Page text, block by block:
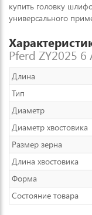
купить головку
универсального
Pferd ZY2025
Длина
Тип
Диаметр
Диаметр хвостовика
Размер зерна
Длина хвостовика
Форма
Состояние товара